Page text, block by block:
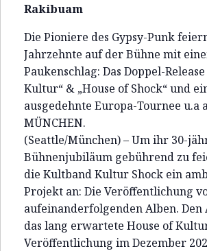
Rakibuam
Die Pioniere des Gypsy-Punk
Jahrzehnte auf der Bühne mit
Paukenschlag: Das Doppel-
Kultur“ & „House of Shock“ und
ausgedehnte Europa-Tournee u.a
MÜNCHEN.
(Seattle/München) – Um ihr 30-
Bühnenjubiläum gebührend zu
die Kultband Kultur Shock ein
Projekt an: Die Veröffentlichung
aufeinanderfolgenden Alben. Den
das lang erwartete House of
Veröffentlichung im Dezember